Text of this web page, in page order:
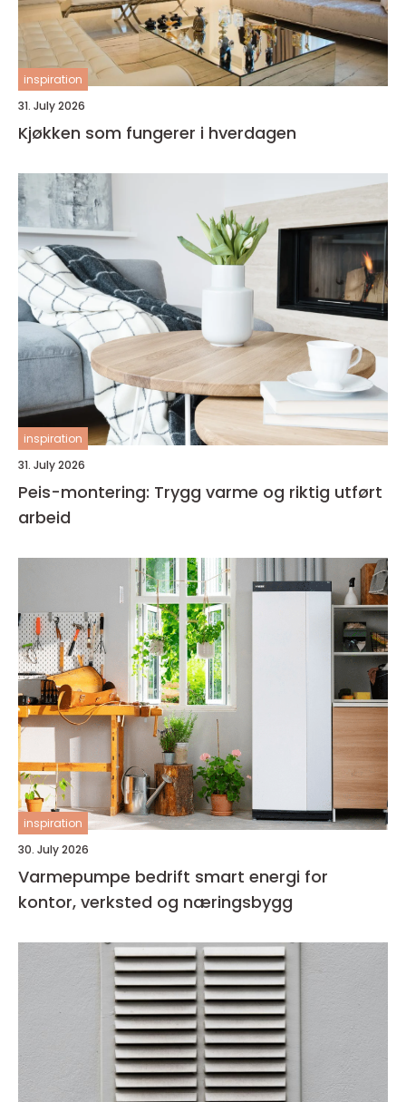
inspiration
31. July 2026
Kjøkken som fungerer i hverdagen
inspiration
31. July 2026
Peis-montering: Trygg varme og riktig utført
arbeid
inspiration
30. July 2026
Varmepumpe bedrift smart energi for
kontor, verksted og næringsbygg